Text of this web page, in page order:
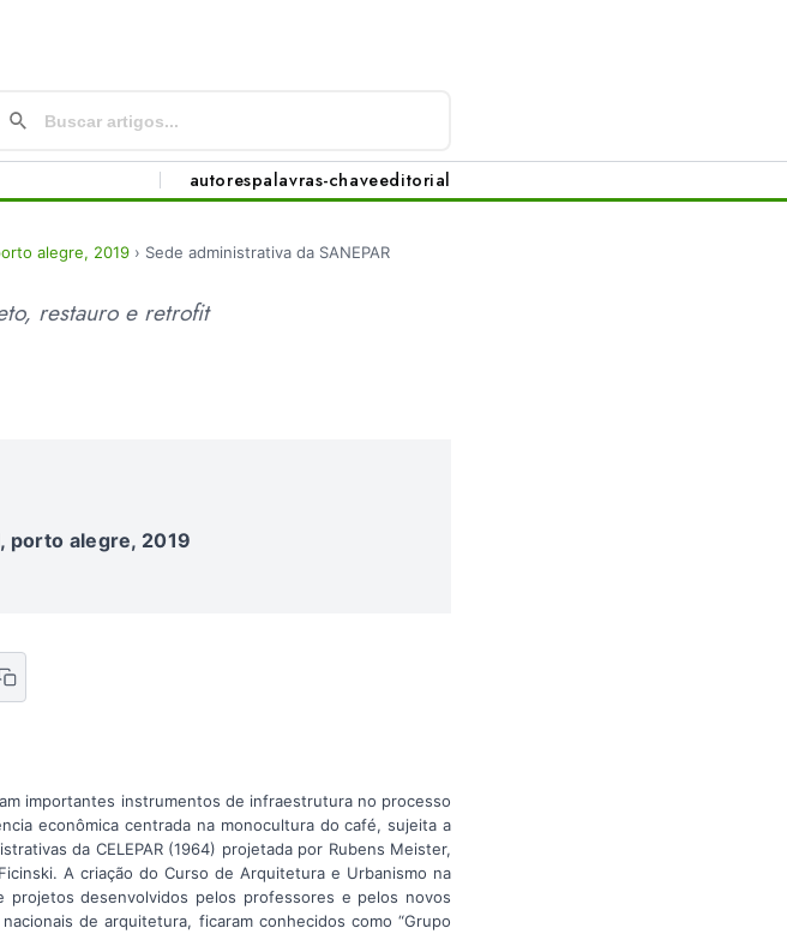
autorespalavras-chaveeditorial
alegre, 2019 › Sede administrativa da SANEPAR
restauro e retrofit
porto alegre, 2019
importantes instrumentos de infraestrutura no processo
econômica centrada na monocultura do café, sujeita a
da CELEPAR (1964) projetada por Rubens Meister,
A criação do Curso de Arquitetura e Urbanismo na
projetos desenvolvidos pelos professores e pelos novos
de arquitetura, ficaram conhecidos como “Grupo